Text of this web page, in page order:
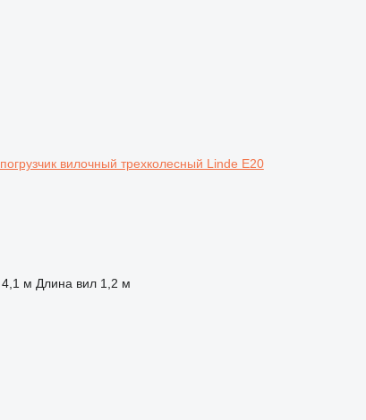
погрузчик вилочный трехколесный Linde E20
4,1 м Длина вил 1,2 м